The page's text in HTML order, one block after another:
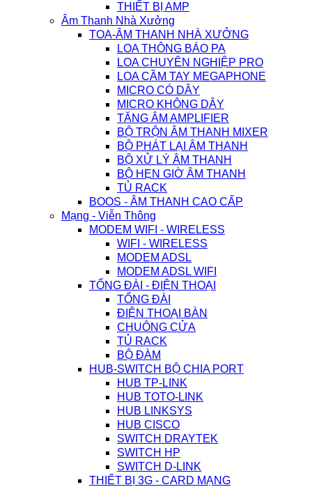
THIẾT BỊ AMP
Âm Thanh Nhà Xưởng
TOA-ÂM THANH NHÀ XƯỞNG
LOA THÔNG BÁO PA
LOA CHUYÊN NGHIỆP PRO
LOA CẦM TAY MEGAPHONE
MICRO CÓ DÂY
MICRO KHÔNG DÂY
TĂNG ÂM AMPLIFIER
BỘ TRỘN ÂM THANH MIXER
BỘ PHÁT LẠI ÂM THANH
BỘ XỬ LÝ ÂM THANH
BỘ HẸN GIỜ ÂM THANH
TỦ RACK
BOOS - ÂM THANH CAO CẤP
Mạng - Viễn Thông
MODEM WIFI - WIRELESS
WIFI - WIRELESS
MODEM ADSL
MODEM ADSL WIFI
TỔNG ĐÀI - ĐIỆN THOẠI
TỔNG ĐÀI
ĐIỆN THOẠI BÀN
CHUÔNG CỬA
TỦ RACK
BỘ ĐÀM
HUB-SWITCH BỘ CHIA PORT
HUB TP-LINK
HUB TOTO-LINK
HUB LINKSYS
HUB CISCO
SWITCH DRAYTEK
SWITCH HP
SWITCH D-LINK
THIẾT BỊ 3G - CARD MẠNG